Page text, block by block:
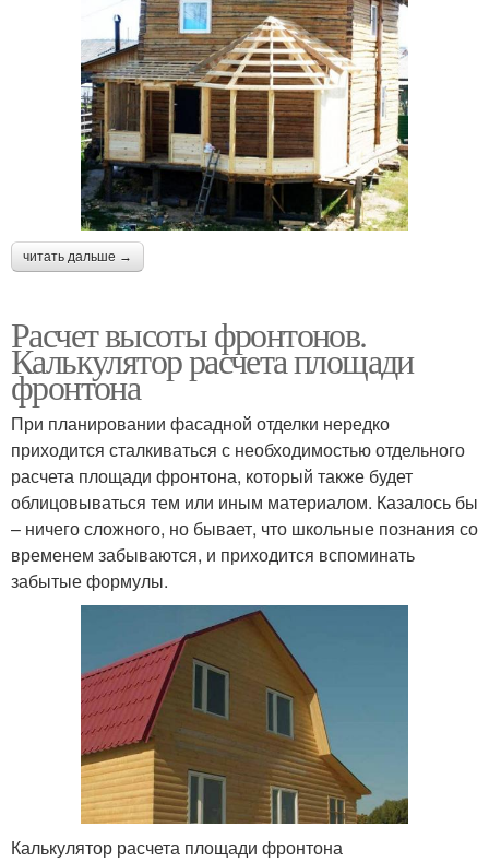
читать дальше →
Расчет высоты фронтонов.
Калькулятор расчета площади
фронтона
При планировании фасадной отделки нередко
приходится сталкиваться с необходимостью отдельного
расчета площади фронтона, который также будет
облицовываться тем или иным материалом. Казалось бы
– ничего сложного, но бывает, что школьные познания со
временем забываются, и приходится вспоминать
забытые формулы.
Калькулятор расчета площади фронтона